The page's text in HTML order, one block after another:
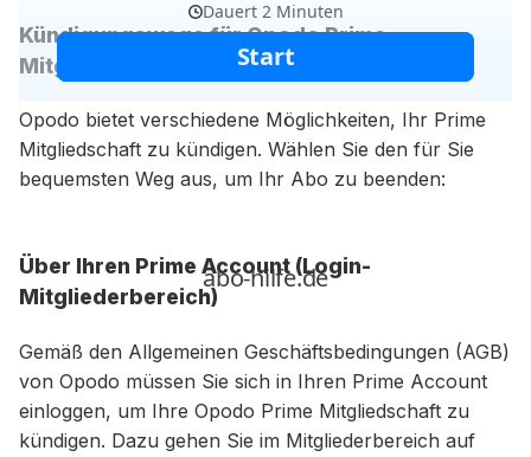
Kündigungswege für Opodo Prime
Mitgliedschaft
Opodo bietet verschiedene Möglichkeiten, Ihr Prime
Mitgliedschaft zu kündigen. Wählen Sie den für Sie
bequemsten Weg aus, um Ihr Abo zu beenden:
Über Ihren Prime Account (Login-
Mitgliederbereich)
Gemäß den Allgemeinen Geschäftsbedingungen (AGB)
von Opodo müssen Sie sich in Ihren Prime Account
einloggen, um Ihre Opodo Prime Mitgliedschaft zu
kündigen. Dazu gehen Sie im Mitgliederbereich auf